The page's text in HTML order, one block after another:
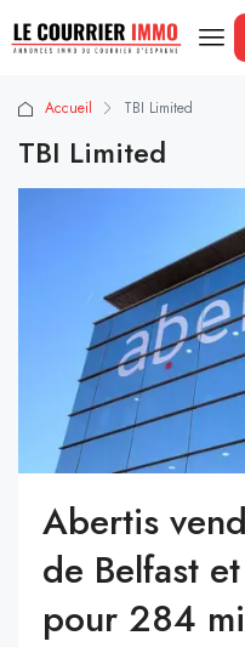
Accueil TBI Limited
TBI Limited
Abertis
de Belfast
pour 284